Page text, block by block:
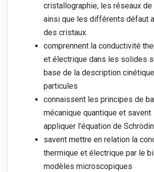
cristallographie, les réseaux de
ainsi que les différents défaut
des cristaux.
comprennent la conductivité
et électrique dans les solides
base de la description
particules
connaissent les principes de
mécanique quantique et savent
appliquer l’équation de
savent mettre en relation la
thermique et électrique par le
modèles microscopiques